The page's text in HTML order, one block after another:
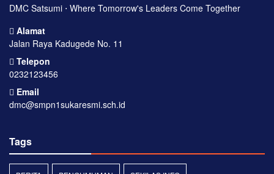
DMC Satsumi ⋅ Where Tomorrow's Leaders Come Together
Alamat
Jalan Raya Kadugede No. 11
Telepon
0232123456
Email
dmc@smpn1sukaresmi.sch.id
Tags